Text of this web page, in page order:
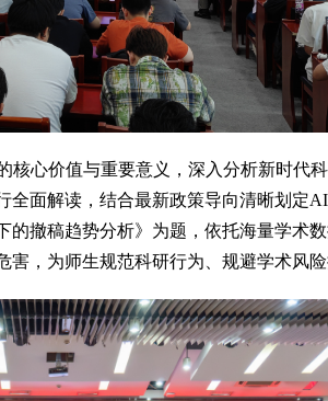
价值与重要意义，深入分析新时代
面解读，结合最新政策导向清晰划定
撤稿趋势分析》为题，依托海量学术
，为师生规范科研行为、规避学术风险